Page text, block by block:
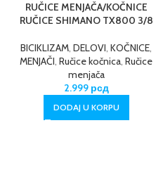
RUČICE MENJAČA/KOČNICE
RUČICE SHIMANO TX800 3/8
BICIKLIZAM, DELOVI, KOČNICE,
MENJAČI, Ručice kočnica, Ručice
menjača
2.999 рсд
DODAJ U KORPU